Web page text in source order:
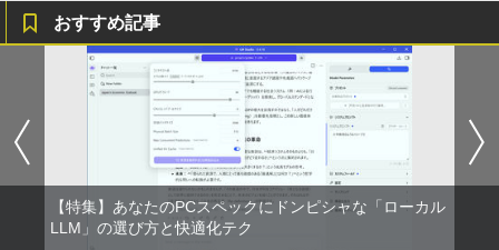
おすすめ記事
【特集】あなたのPCスペックにドンピシャな「ローカル
LLM」の選び方と快適化テク